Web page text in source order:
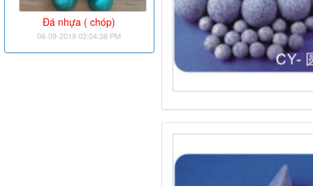
Đá nhựa ( chóp)
06-09-2019 03:04:38 PM